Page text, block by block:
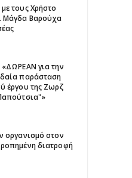
τους Χρήστο
Μάγδα Βαρούχα
για την
παράσταση
έργου της Ζωρζ
οργανισμό στον
διατροφή